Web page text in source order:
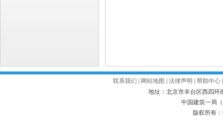
联系我们 网站地图 法律声明 帮助中心
地址：北京市丰台区西四环
中国建筑一局
版权所有